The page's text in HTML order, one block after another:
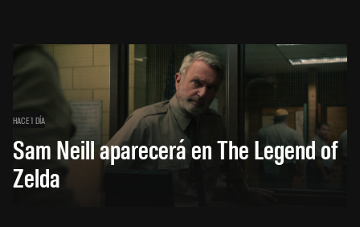
HACE 1 DÍA
Sam Neill aparecerá en The Legend of
Zelda